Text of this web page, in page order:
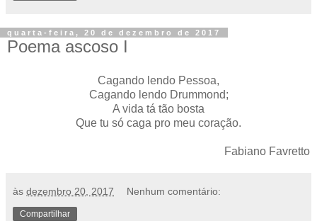
quarta-feira, 20 de dezembro de 2017
Poema ascoso I
Cagando lendo Pessoa,
Cagando lendo Drummond;
A vida tá tão bosta
Que tu só caga pro meu coração.
Fabiano Favretto
às dezembro 20, 2017 Nenhum comentário:
Compartilhar